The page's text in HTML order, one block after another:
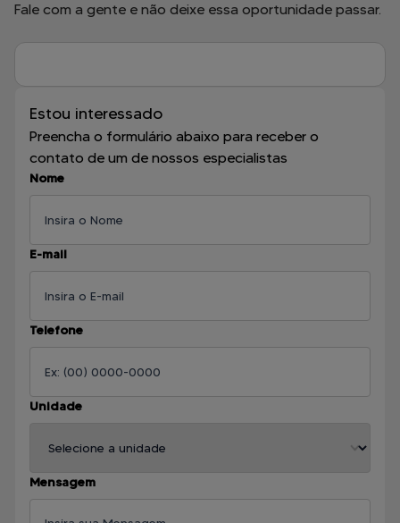
Fale com a gente e não deixe essa oportunidade passar.
Estou interessado
Preencha o formulário abaixo para receber o
contato de um de nossos especialistas
Nome
E-mail
Telefone
Unidade
Mensagem